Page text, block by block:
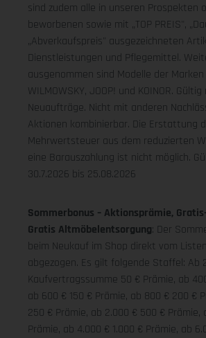
sind zudem alle in unseren Prospekten
beworbenen sowie mit „TOP PREIS",
„Abverkaufspreis" ausgezeichneten
Dienstleistungen und Pflegemittel.
ausgenommen sind Modelle der Marken
WILMOWSKY, JOOP! und KOINOR.
Neuaufträge. Nicht mit anderen
Aktionen kombinierbar. Die Erstattung
Mehrwertsteuer aus dem reduzierten
eine Barauszahlung ist nicht möglich.
30.7.2026 bis 25.08.2026
Sommerbonus – Aktionsprämie,
Gratis Altmöbelentsorgung: Der
beim Neukauf im Shop direkt vom
abgezogen. Es gilt folgende Staffel: Ab
Kaufvertragssumme 50 € Prämie, ab
ab 600 € 150 € Prämie, ab 800 € 200 €
250 € Prämie, ab 2.000 € 500 € Prämie,
Prämie, ab 4.000 € 1.000 € Prämie, ab